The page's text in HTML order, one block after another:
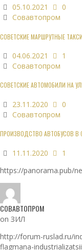
05.10.2021
0
Совавтопром
СОВЕТСКИЕ МАРШРУТНЫЕ ТАКСИ
04.06.2021
1
Совавтопром
СОВЕТСКИЕ АВТОМОБИЛИ НА
23.11.2020
0
Совавтопром
ПРОИЗВОДСТВО АВТОБУСОВ В
11.11.2020
1
https://panorama.pub/
СОВАВТОПРОМ
on ЗИЛ
http://forum-ruslad.ru/
flagmana-